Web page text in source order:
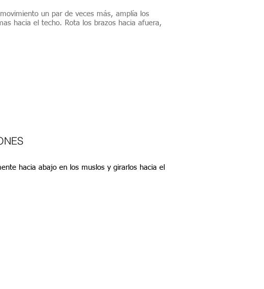
un par de veces más, amplía los
hacia el techo. Rota los brazos hacia afuera,
hacia abajo en los muslos y girarlos hacia el